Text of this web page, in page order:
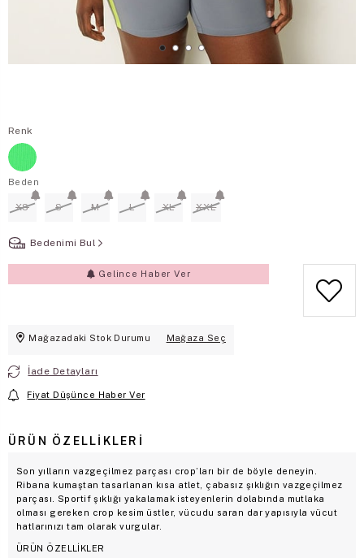
Renk
Beden
XS S M L XL XXL
Bedenimi Bul
Gelince Haber Ver
Mağazadaki Stok Durumu Mağaza Seç
İade Detayları
Fiyat Düşünce Haber Ver
ÜRÜN ÖZELLIKLERI
Son yılların vazgeçilmez parçası crop’ları bir de böyle deneyin.
Ribana kumaştan tasarlanan kısa atlet, çabasız şıklığın vazgeçilmez
parçası. Sportif şıklığı yakalamak isteyenlerin dolabında mutlaka
olması gereken crop kesim üstler, vücudu saran dar yapısıyla vücut
hatlarınızı tam olarak vurgular.
ÜRÜN ÖZELLİKLER